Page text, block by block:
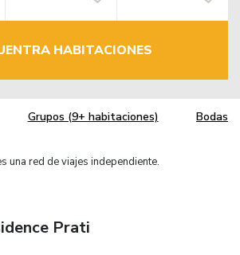
HABITACIONES
Grupos (9+ habitaciones) Bodas
una red de viajes independiente.
Prati